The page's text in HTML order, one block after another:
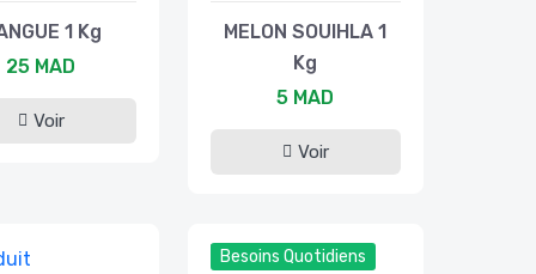
1 Kg
25 MAD
Voir
MELON SOUIHLA 1
Kg
5 MAD
Voir
Besoins Quotidiens